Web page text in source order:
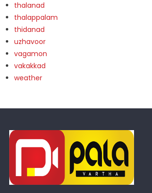
thalanad
thalappalam
thidanad
uzhavoor
vagamon
vakakkad
weather